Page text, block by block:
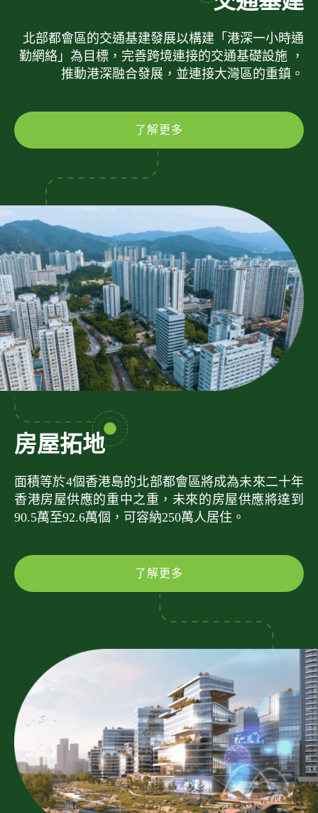
北部都會區的交通基建發展以構建「港深一小時通
勤網絡」為目標，完善跨境連接的交通基礎設施 ，
推動港深融合發展，並連接大灣區的重鎮。
了解更多
房屋拓地
面積等於4個香港島的北部都會區將成為未來二十年
香港房屋供應的重中之重，未來的房屋供應將達到
90.5萬至92.6萬個，可容納250萬人居住。
了解更多